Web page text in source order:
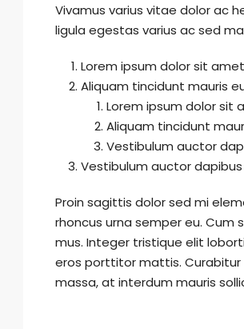
Vivamus varius vitae dolor ac
ligula egestas varius ac sed
Lorem ipsum dolor sit
Aliquam tincidunt mauris
Lorem ipsum dolor sit
Aliquam tincidunt
Vestibulum auctor
Vestibulum auctor
Proin sagittis dolor sed mi
rhoncus urna semper eu.
mus. Integer tristique elit
eros porttitor mattis. Curabitur
massa, at interdum mauris